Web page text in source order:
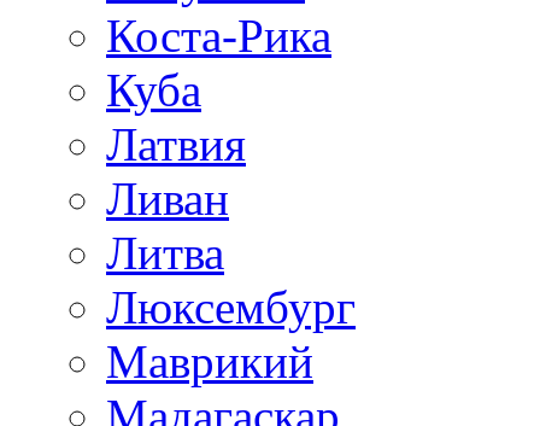
Коста-Рика
Куба
Латвия
Ливан
Литва
Люксембург
Маврикий
Мадагаскар